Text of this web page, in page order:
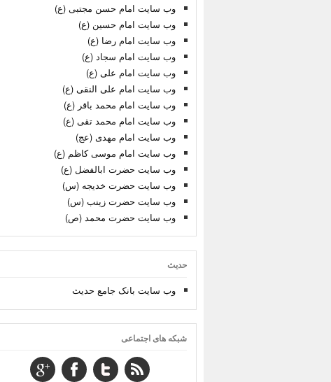
وب سایت امام حسن مجتبی (ع)
وب سایت امام حسین (ع)
وب سایت امام رضا (ع)
وب سایت امام سجاد (ع)
وب سایت امام علی (ع)
وب سایت امام علی النقی (ع)
وب سایت امام محمد باقر (ع)
وب سایت امام محمد تقی (ع)
وب سایت امام مهدی (عج)
وب سایت امام موسی کاظم (ع)
وب سایت حضرت ابالفضل (ع)
وب سایت حضرت خدیجه (س)
وب سایت حضرت زینب (س)
وب سایت حضرت محمد (ص)
حدیث
وب سایت بانک جامع حدیث
شبکه های اجتماعی